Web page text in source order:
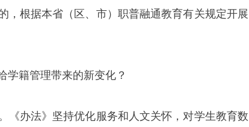
，根据本省（区、市）职普融通教育有关规定开展
学籍管理带来的新变化？
《办法》坚持优化服务和人文关怀，对学生教育数